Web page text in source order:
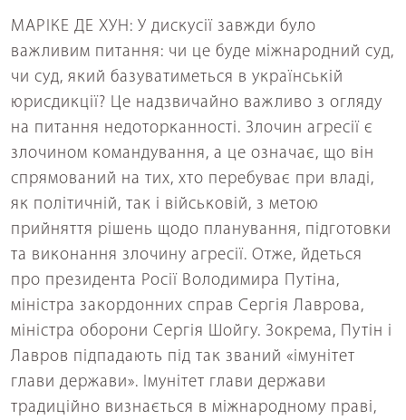
МАРІКЕ ДЕ ХУН: У дискусії завжди було
важливим питання: чи це буде міжнародний суд,
чи суд, який базуватиметься в українській
юрисдикції? Це надзвичайно важливо з огляду
на питання недоторканності. Злочин агресії є
злочином командування, а це означає, що він
спрямований на тих, хто перебуває при владі,
як політичній, так і військовій, з метою
прийняття рішень щодо планування, підготовки
та виконання злочину агресії. Отже, йдеться
про президента Росії Володимира Путіна,
міністра закордонних справ Сергія Лаврова,
міністра оборони Сергія Шойгу. Зокрема, Путін і
Лавров підпадають під так званий «імунітет
глави держави». Імунітет глави держави
традиційно визнається в міжнародному праві,